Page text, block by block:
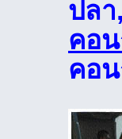
ปล
คอ
คอ